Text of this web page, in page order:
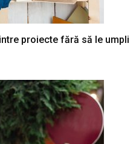
proiecte fără să le umpli